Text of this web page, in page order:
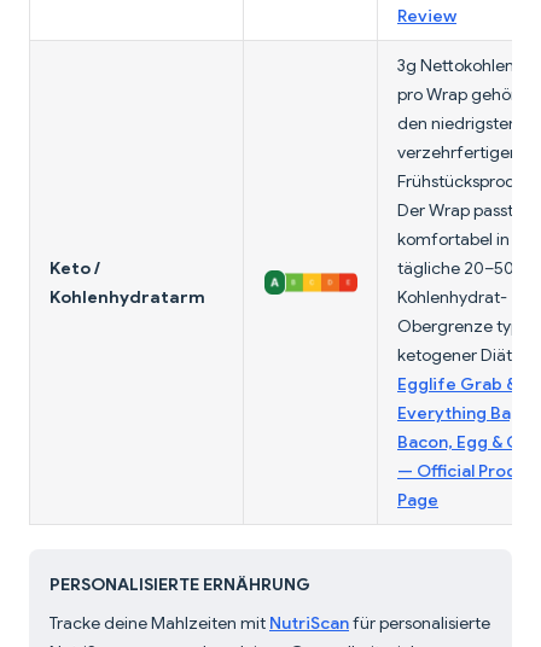
Review
Keto /
Kohlenhydratarm
3g
pro Wrap gehören
den niedrigsten
verzehrfertigen
Der Wrap passt
komfortabel in die
tägliche 20–50g
Kohlenhydrat-
Obergrenze
ketogener Diäten.
Egglife Grab &
Everything Bagel
Bacon, Egg &
— Official
Page
PERSONALISIERTE ERNÄHRUNG
Tracke deine Mahlzeiten mit NutriScanfür personalisierte